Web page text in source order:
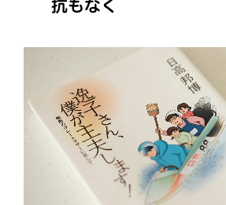
抗もなく